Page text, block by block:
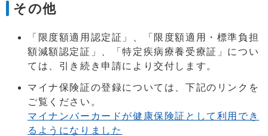
その他
「限度額適用認定証」、「限度額適用・標準負担
額減額認定証」、「特定疾病療養受療証」につい
ては、引き続き申請により交付します。
マイナ保険証の登録については、下記のリンクを
ご覧ください。
マイナンバーカードが健康保険証として利用でき
るようになりました